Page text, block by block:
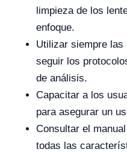
limpieza de los
enfoque.
Utilizar siempre las
seguir los
de análisis.
Capacitar a los
para asegurar un
Consultar el
todas las